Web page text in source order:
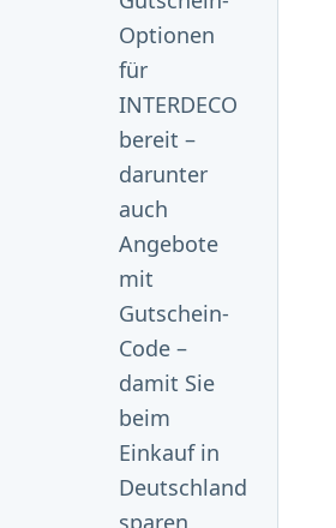
Optionen
für
INTERDECO
bereit –
darunter
auch
Angebote
mit
Gutschein-
Code –
damit Sie
beim
Einkauf in
Deutschland
sparen